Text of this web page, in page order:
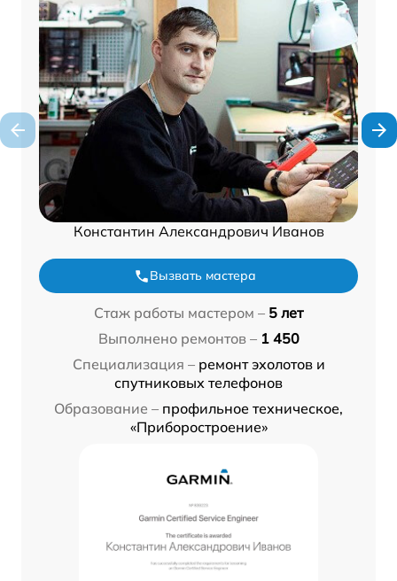
Константин Александрович Иванов
Вызвать мастера
Стаж работы мастером – 5 лет
Выполнено ремонтов – 1 450
Специализация – ремонт эхолотов и
спутниковых телефонов
Образование – профильное техническое,
«Приборостроение»